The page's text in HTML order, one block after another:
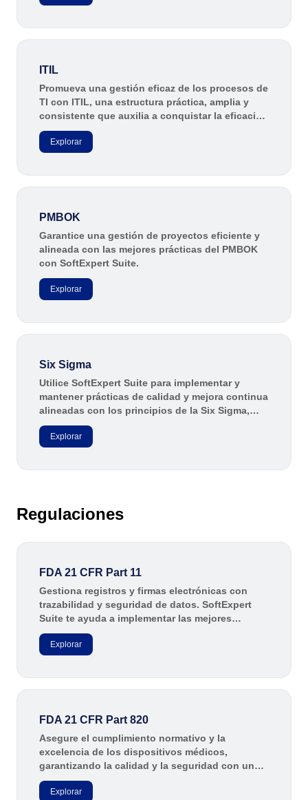
ITIL
Promueva una gestión eficaz de los procesos de
TI con ITIL, una estructura práctica, amplia y
consistente que auxilia a conquistar la eficacia
empresarial y la eficiencia de la gestión de
servicios.
Explorar
PMBOK
Garantice una gestión de proyectos eficiente y
alineada con las mejores prácticas del PMBOK
con SoftExpert Suite.
Explorar
Six Sigma
Utilice SoftExpert Suite para implementar y
mantener prácticas de calidad y mejora continua
alineadas con los principios de la Six Sigma,
metodología de gestión empresarial.
Explorar
Regulaciones
FDA 21 CFR Part 11
Gestiona registros y firmas electrónicas con
trazabilidad y seguridad de datos. SoftExpert
Suite te ayuda a implementar las mejores
prácticas alineadas con la FDA 21 CFR Parte 11,
reduciendo riesgos y agilizando auditorías.
Explorar
FDA 21 CFR Part 820
Asegure el cumplimiento normativo y la
excelencia de los dispositivos médicos,
garantizando la calidad y la seguridad con una
gestión robusta de los requisitos de la FDA 21
CFR Part 820.
Explorar